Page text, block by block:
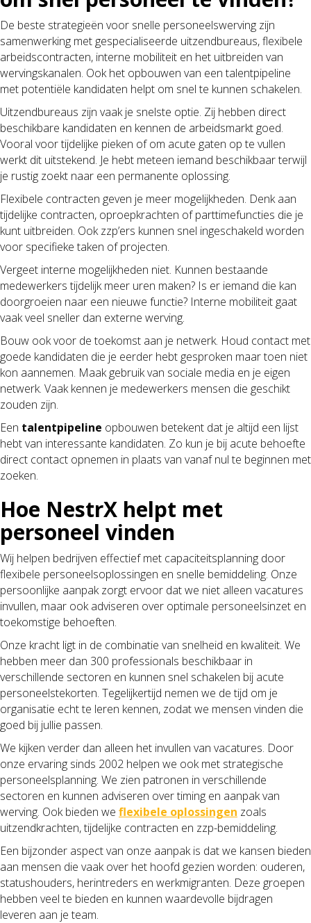
De beste strategieën voor snelle personeelswerving zijn
samenwerking met gespecialiseerde uitzendbureaus, flexibele
arbeidscontracten, interne mobiliteit en het uitbreiden van
wervingskanalen. Ook het opbouwen van een talentpipeline
met potentiële kandidaten helpt om snel te kunnen schakelen.
Uitzendbureaus zijn vaak je snelste optie. Zij hebben direct
beschikbare kandidaten en kennen de arbeidsmarkt goed.
Vooral voor tijdelijke pieken of om acute gaten op te vullen
werkt dit uitstekend. Je hebt meteen iemand beschikbaar terwijl
je rustig zoekt naar een permanente oplossing.
Flexibele contracten geven je meer mogelijkheden. Denk aan
tijdelijke contracten, oproepkrachten of parttimefuncties die je
kunt uitbreiden. Ook zzp’ers kunnen snel ingeschakeld worden
voor specifieke taken of projecten.
Vergeet interne mogelijkheden niet. Kunnen bestaande
medewerkers tijdelijk meer uren maken? Is er iemand die kan
doorgroeien naar een nieuwe functie? Interne mobiliteit gaat
vaak veel sneller dan externe werving.
Bouw ook voor de toekomst aan je netwerk. Houd contact met
goede kandidaten die je eerder hebt gesproken maar toen niet
kon aannemen. Maak gebruik van sociale media en je eigen
netwerk. Vaak kennen je medewerkers mensen die geschikt
zouden zijn.
Een talentpipeline opbouwen betekent dat je altijd een lijst
hebt van interessante kandidaten. Zo kun je bij acute behoefte
direct contact opnemen in plaats van vanaf nul te beginnen met
zoeken.
Hoe NestrX helpt met
personeel vinden
Wij helpen bedrijven effectief met capaciteitsplanning door
flexibele personeelsoplossingen en snelle bemiddeling. Onze
persoonlijke aanpak zorgt ervoor dat we niet alleen vacatures
invullen, maar ook adviseren over optimale personeelsinzet en
toekomstige behoeften.
Onze kracht ligt in de combinatie van snelheid en kwaliteit. We
hebben meer dan 300 professionals beschikbaar in
verschillende sectoren en kunnen snel schakelen bij acute
personeelstekorten. Tegelijkertijd nemen we de tijd om je
organisatie echt te leren kennen, zodat we mensen vinden die
goed bij jullie passen.
We kijken verder dan alleen het invullen van vacatures. Door
onze ervaring sinds 2002 helpen we ook met strategische
personeelsplanning. We zien patronen in verschillende
sectoren en kunnen adviseren over timing en aanpak van
werving. Ook bieden we flexibele oplossingen zoals
uitzendkrachten, tijdelijke contracten en zzp-bemiddeling.
Een bijzonder aspect van onze aanpak is dat we kansen bieden
aan mensen die vaak over het hoofd gezien worden: ouderen,
statushouders, herintreders en werkmigranten. Deze groepen
hebben veel te bieden en kunnen waardevolle bijdragen
leveren aan je team.